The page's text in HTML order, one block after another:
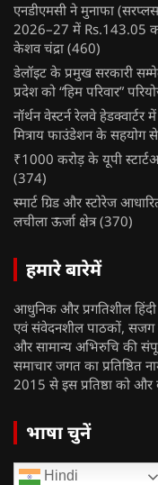
एनडीएमसी ने मुनाफा
2026–27 में Rs.143.05
केशव चंद्रा (460)
डेलॉइट के प्रमुख सरकारी
प्रदेश को “हिम परिवार”
नॉर्थन वेस्टर्न रेलवे
मित्राय फाउंडेशन के सहयोग से
₹1000 करोड़ के यूपी
(374)
स्मार्ट ग्रिड और स्टोरेज
लचीला ऊर्जा क्षेत्र (370)
हमारे बारेमें
आधुनिक और प्रगतिशील हिंदी
एवं संवेदनशील पाठकों, सजग
और सामान्य अभिरुचि की
समाचार जगत का प्रतिष्ठित
2015 से इस प्रतिष्ठा को और
भाषा चुनें
Hindi